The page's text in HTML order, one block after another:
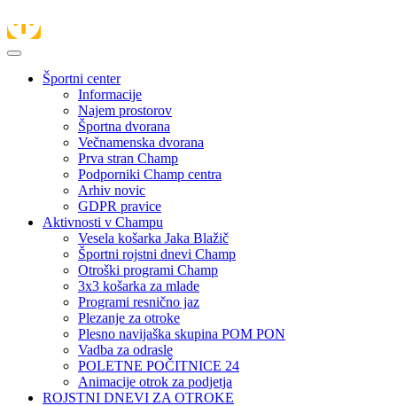
Športni center
Informacije
Najem prostorov
Športna dvorana
Večnamenska dvorana
Prva stran Champ
Podporniki Champ centra
Arhiv novic
GDPR pravice
Aktivnosti v Champu
Vesela košarka Jaka Blažič
Športni rojstni dnevi Champ
Otroški programi Champ
3x3 košarka za mlade
Programi resnično jaz
Plezanje za otroke
Plesno navijaška skupina POM PON
Vadba za odrasle
POLETNE POČITNICE 24
Animacije otrok za podjetja
ROJSTNI DNEVI ZA OTROKE